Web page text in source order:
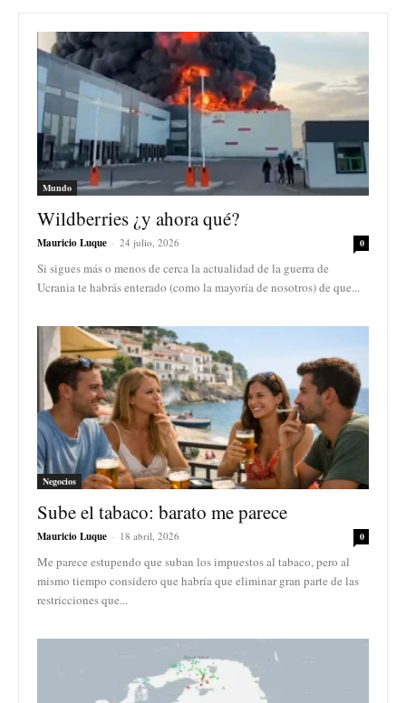
Mundo
Wildberries ¿y ahora qué?
Mauricio Luque - 24 julio, 2026 0
Si sigues más o menos de cerca la actualidad de la guerra de
Ucrania te habrás enterado (como la mayoría de nosotros) de que...
Negocios
Sube el tabaco: barato me parece
Mauricio Luque - 18 abril, 2026 0
Me parece estupendo que suban los impuestos al tabaco, pero al
mismo tiempo considero que habría que eliminar gran parte de las
restricciones que...